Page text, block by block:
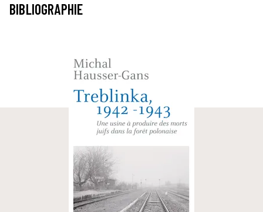
BIBLIOGRAPHIE